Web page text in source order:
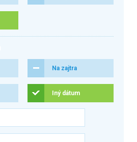
Na zajtra
Iný dátum